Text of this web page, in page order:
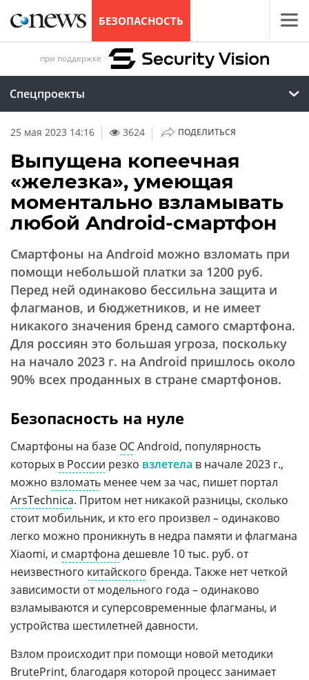
БЕЗОПАСНОСТЬ
при поддержке
Спецпроекты
25 мая 2023 14:16 3624 | ПОДЕЛИТЬСЯ
Выпущена копеечная
«железка», умеющая
моментально взламывать
любой Android-смартфон
Смартфоны на Android можно взломать при
помощи небольшой платки за 1200 руб.
Перед ней одинаково бессильна защита и
флагманов, и бюджетников, и не имеет
никакого значения бренд самого смартфона.
Для россиян это большая угроза, поскольку
на начало 2023 г. на Android пришлось около
90% всех проданных в стране смартфонов.
Безопасность на нуле
Смартфоны на базе ОСAndroid, популярность
которых в России резко взлетела в начале 2023 г.,
можно взломать менее чем за час, пишет портал
ArsTechnica. Притом нет никакой разницы, сколько
стоит мобильник, и кто его произвел – одинаково
легко можно проникнуть в недра памяти и флагмана
Xiaomi, и смартфона дешевле 10 тыс. руб. от
неизвестного китайского бренда. Также нет четкой
зависимости от модельного года – одинаково
взламываются и суперсовременные флагманы, и
устройства шестилетней давности.
Взлом происходит при помощи новой методики
BrutePrint, благодаря которой процесс занимает